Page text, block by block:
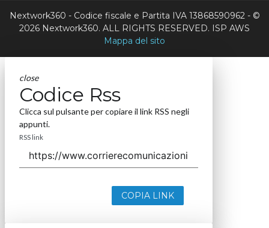
Nextwork360 - Codice fiscale e Partita IVA 13868590962 - ©
2026 Nextwork360. ALL RIGHTS RESERVED. ISP AWS
Mappa del sito
close
Codice Rss
Clicca sul pulsante per copiare il link RSS negli
appunti.
RSS link
COPIA LINK